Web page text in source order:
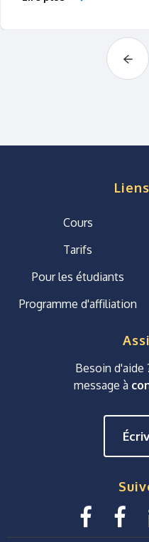
Cours
Tarifs
Pour les étudiants
Programme d'affiliation
Besoin d'aide
message à